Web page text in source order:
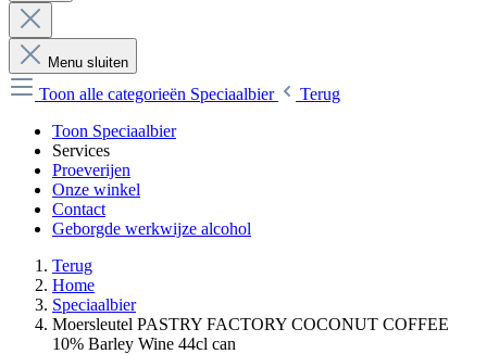
Menu sluiten
Toon alle categorieën Speciaalbier
Terug
Toon Speciaalbier
Services
Proeverijen
Onze winkel
Contact
Geborgde werkwijze alcohol
Terug
Home
Speciaalbier
Moersleutel PASTRY FACTORY COCONUT COFFEE
10% Barley Wine 44cl can